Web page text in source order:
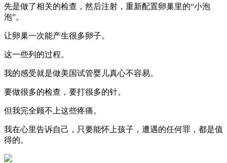
先是做了相关的检查，然后注射，重新配置卵巢里的“小泡
泡”。
让卵巢一次能产生很多卵子。
这一些列的过程。
我的感受就是做美国试管婴儿真心不容易。
要做很多的检查，要打很多的针。
但我完全顾不上这些疼痛。
我在心里告诉自己，只要能怀上孩子，遭遇的任何罪，都是值
得的。